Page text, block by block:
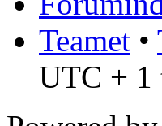
Teamet •
UTC + 1